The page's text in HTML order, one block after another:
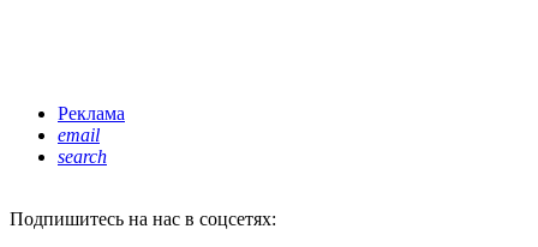
Реклама
email
search
Подпишитесь на нас в соцсетях: